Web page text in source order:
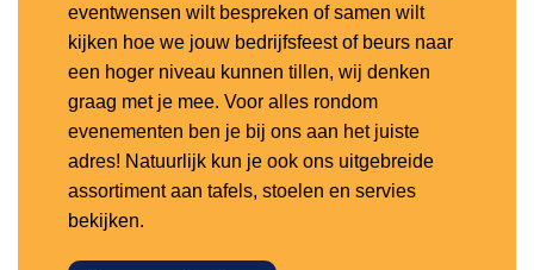
eventwensen wilt bespreken of samen wilt
kijken hoe we jouw bedrijfsfeest of beurs naar
een hoger niveau kunnen tillen, wij denken
graag met je mee. Voor alles rondom
evenementen ben je bij ons aan het juiste
adres! Natuurlijk kun je ook ons uitgebreide
assortiment aan tafels, stoelen en servies
bekijken.